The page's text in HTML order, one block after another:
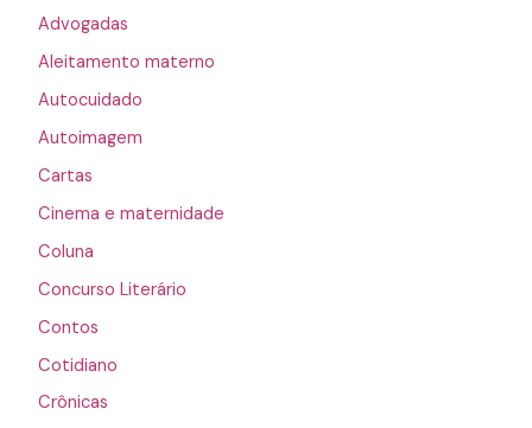
Advogadas
Aleitamento materno
Autocuidado
Autoimagem
Cartas
Cinema e maternidade
Coluna
Concurso Literário
Contos
Cotidiano
Crônicas